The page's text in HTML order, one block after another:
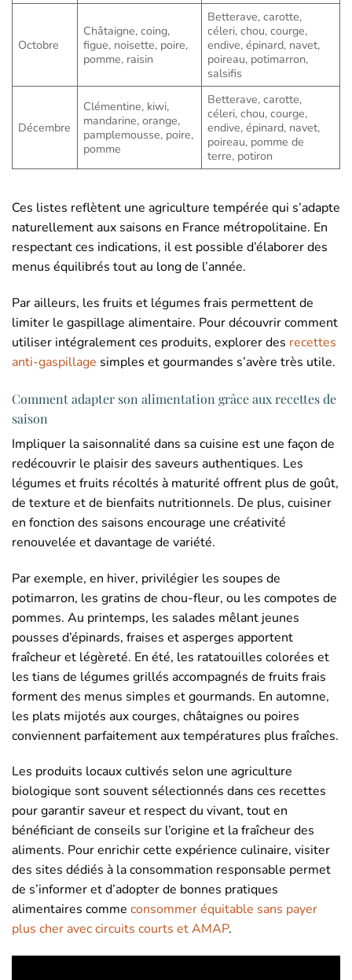
Octobre
Châtaigne, coing,
figue, noisette, poire,
pomme, raisin
Betterave, carotte,
céleri, chou, courge,
endive, épinard, navet,
poireau, potimarron,
salsifis
Décembre
Clémentine, kiwi,
mandarine, orange,
pamplemousse, poire,
pomme
Betterave, carotte,
céleri, chou, courge,
endive, épinard, navet,
poireau, pomme de
terre, potiron
Ces listes reflètent une agriculture tempérée qui s’adapte
naturellement aux saisons en France métropolitaine. En
respectant ces indications, il est possible d’élaborer des
menus équilibrés tout au long de l’année.
Par ailleurs, les fruits et légumes frais permettent de
limiter le gaspillage alimentaire. Pour découvrir comment
utiliser intégralement ces produits, explorer des recettes
anti-gaspillage simples et gourmandes s’avère très utile.
Comment adapter son alimentation grâce aux recettes de
saison
Impliquer la saisonnalité dans sa cuisine est une façon de
redécouvrir le plaisir des saveurs authentiques. Les
légumes et fruits récoltés à maturité offrent plus de goût,
de texture et de bienfaits nutritionnels. De plus, cuisiner
en fonction des saisons encourage une créativité
renouvelée et davantage de variété.
Par exemple, en hiver, privilégier les soupes de
potimarron, les gratins de chou-fleur, ou les compotes de
pommes. Au printemps, les salades mêlant jeunes
pousses d’épinards, fraises et asperges apportent
fraîcheur et légèreté. En été, les ratatouilles colorées et
les tians de légumes grillés accompagnés de fruits frais
forment des menus simples et gourmands. En automne,
les plats mijotés aux courges, châtaignes ou poires
conviennent parfaitement aux températures plus fraîches.
Les produits locaux cultivés selon une agriculture
biologique sont souvent sélectionnés dans ces recettes
pour garantir saveur et respect du vivant, tout en
bénéficiant de conseils sur l’origine et la fraîcheur des
aliments. Pour enrichir cette expérience culinaire, visiter
des sites dédiés à la consommation responsable permet
de s’informer et d’adopter de bonnes pratiques
alimentaires comme consommer équitable sans payer
plus cher avec circuits courts et AMAP.